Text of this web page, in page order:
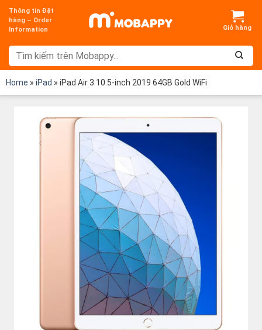
Chuyển
đến
dung
Thông tin Đặt
hàng – Order
Information
Home » iPad » iPad Air 3 10.5-inch 2019 64GB Gold WiFi